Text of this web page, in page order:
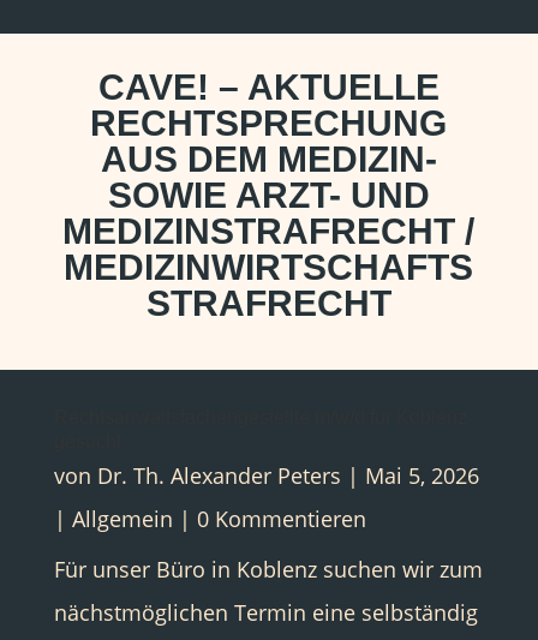
CAVE! – AKTUELLE
RECHTSPRECHUNG
AUS DEM MEDIZIN-
SOWIE ARZT- UND
MEDIZINSTRAFRECHT /
MEDIZINWIRTSCHAFTS
STRAFRECHT
von Dr. Th. Alexander Peters | Mai 5, 2026
| Allgemein | 0 Kommentieren
Für unser Büro in Koblenz suchen wir zum
nächstmöglichen Termin eine selbständig